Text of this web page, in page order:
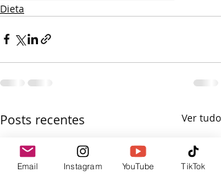
Dieta
Posts recentes Ver tudo
Email Instagram YouTube TikTok